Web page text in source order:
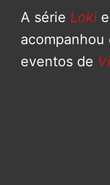
A série Loki
acompanhou
eventos de